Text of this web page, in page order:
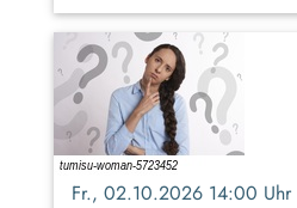
Fr., 02.10.2026 14:00 Uhr